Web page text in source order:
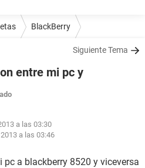
BlackBerry
Siguiente Tema
entre mi pc y
a las 03:30
a las 03:46
a blackberry 8520 y viceversa